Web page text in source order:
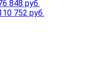
848 руб.
752 руб.